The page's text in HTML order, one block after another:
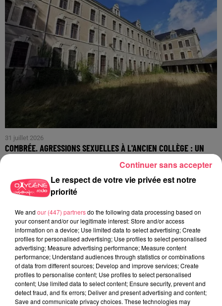
31 juillet 2026
COMBRÉE. AGRESSIONS SEXUELLES À L'ANCIEN COLLÈGE : UN
HOMME ENTENDU...
Le respect de votre vie privée est notre
priorité
We and our (447) partnersdo the following data processing based on
your consent and/or our legitimate interest: Store and/or access
information on a device; Use limited data to select advertising; Create
profiles for personalised advertising; Use profiles to select personalised
advertising; Measure advertising performance; Measure content
performance; Understand audiences through statistics or combinations
of data from different sources; Develop and improve services; Create
profiles to personalise content; Use profiles to select personalised
content; Use limited data to select content; Ensure security, prevent and
detect fraud, and fix errors; Deliver and present advertising and content;
Save and communicate privacy choices. These technologies may
Continuer sans accepter